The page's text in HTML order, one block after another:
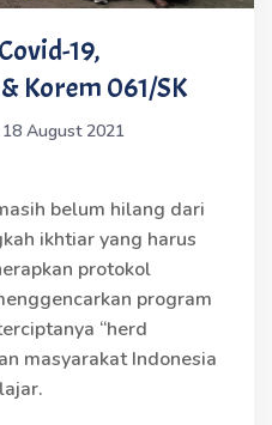
19,
Korem 061/SK
August 2021
belum hilang dari
ikhtiar yang harus
protokol
program
“herd
masyarakat Indonesia